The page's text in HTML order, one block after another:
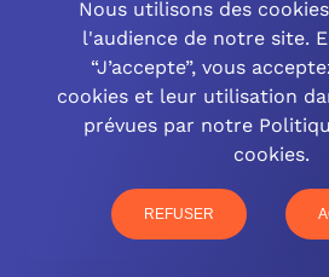
Mesurez le temps de
incidents (MTTR),
des systèmes, et
Suivez l’évolution du
par mois et
respect des SLA
décompte précis des
Nous utilisons des
l'audience de notre site.
“J’accepte”, vous
cookies et leur utilisation
prévues par notre
cookies.
REFUSER